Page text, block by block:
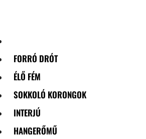
FORRÓ DRÓT
ÉLŐ FÉM
SOKKOLÓ KORONGOK
INTERJÚ
HANGERŐMŰ